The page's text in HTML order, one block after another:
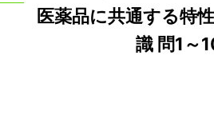
医薬品に共通する特
識 問1～